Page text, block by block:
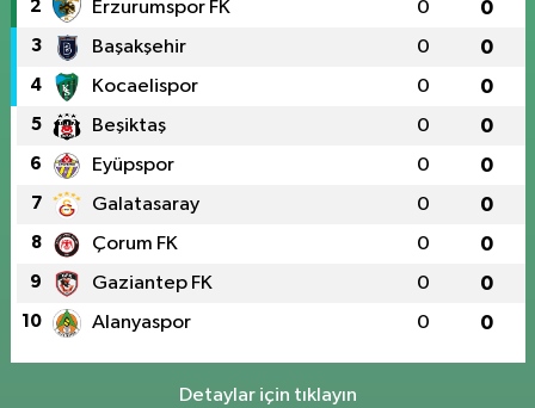
2 Erzurumspor FK 0 0
3 Başakşehir 0 0
4 Kocaelispor 0 0
5 Beşiktaş 0 0
6 Eyüpspor 0 0
7 Galatasaray 0 0
8 Çorum FK 0 0
9 Gaziantep FK 0 0
10 Alanyaspor 0 0
Detaylar için tıklayın